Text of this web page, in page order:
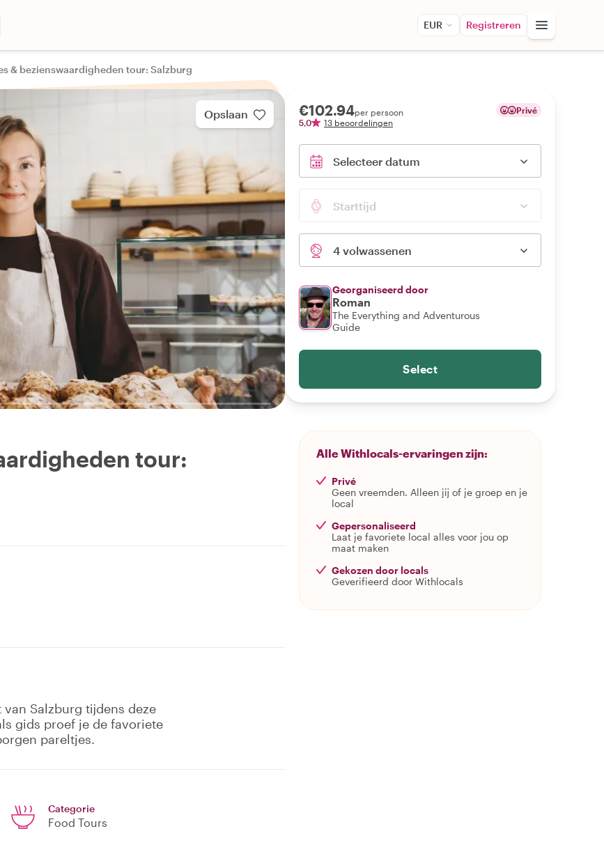
EUR Registreren
& bezienswaardigheden tour: Salzburg
Opslaan
tour:
Salzburg tijdens deze
gids proef je de favoriete
pareltjes.
Categorie
Food Tours
€102.94per persoon
5,0
13 beoordelingen
Privé
Selecteer datum
Starttijd
4 volwassenen
Georganiseerd door
Roman
The Everything and Adventurous
Guide
Select
Alle Withlocals-ervaringen zijn:
Privé
Geen vreemden. Alleen jij of je groep en je
local
Gepersonaliseerd
Laat je favoriete local alles voor jou op
maat maken
Gekozen door locals
Geverifieerd door Withlocals